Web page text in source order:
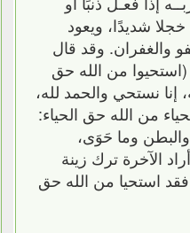
شديدًا، ويعود
والغفران. وقد قال
من الله حق
إنا نستحي والحمد لله،
من الله حق الحياء:
وما حَوَى،
الآخرة ترك زينة
فقد استحيا من الله حق